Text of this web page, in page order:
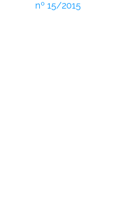
nº 15/2015